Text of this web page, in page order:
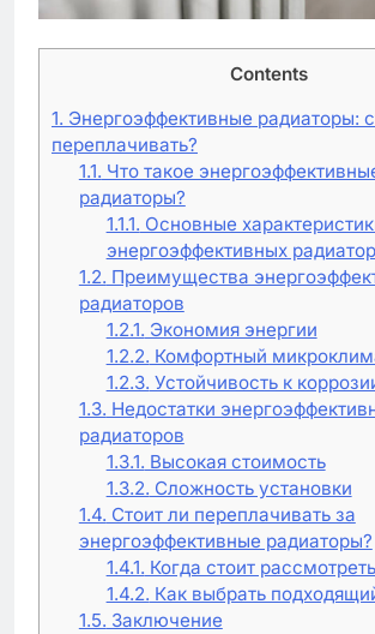
Contents
1. Энергоэффективные радиаторы:
переплачивать?
1.1. Что такое
радиаторы?
1.1.1. Основные
энергоэффективных
1.2. Преимущества
радиаторов
1.2.1. Экономия энергии
1.2.2. Комфортный
1.2.3. Устойчивость к
1.3. Недостатки
радиаторов
1.3.1. Высокая стоимость
1.3.2. Сложность установки
1.4. Стоит ли переплачивать за
энергоэффективные радиаторы?
1.4.1. Когда стоит
1.4.2. Как выбрать
1.5. Заключение